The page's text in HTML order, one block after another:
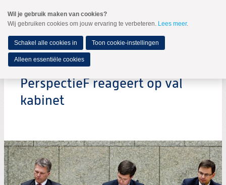
naar
Spring
de
inhoud
Spring
naar
hoofdmenu
MENU
PerspectieF reageert op val
kabinet
Wil je gebruik maken van cookies?
Wij gebruiken cookies om jouw ervaring te verbeteren. Lees meer.
Schakel alle cookies in Toon cookie-instellingen
Alleen essentiële cookies